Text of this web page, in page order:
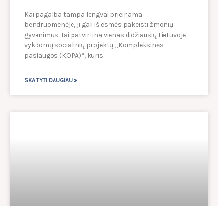
Kai pagalba tampa lengvai prieinama
bendruomenėje, ji gali iš esmės pakeisti žmonių
gyvenimus. Tai patvirtina vienas didžiausių Lietuvoje
vykdomų socialinių projektų „Kompleksinės
paslaugos (KOPA)“, kuris
SKAITYTI DAUGIAU »